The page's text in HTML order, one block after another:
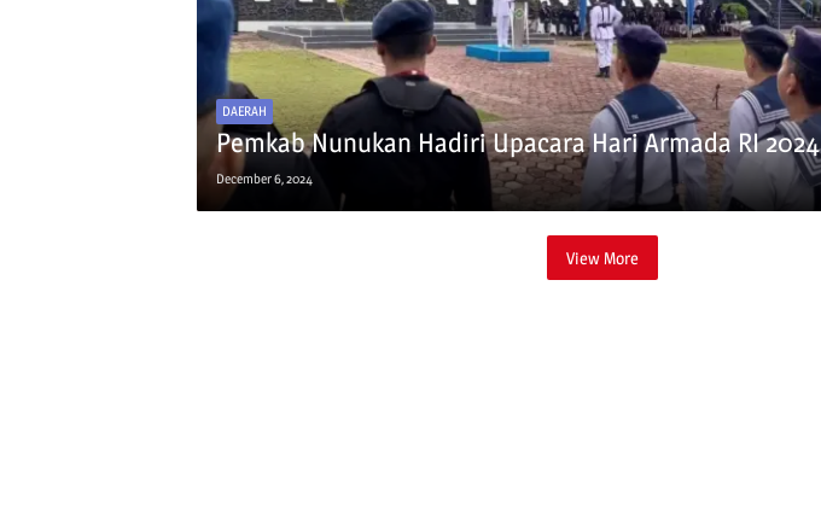
DAERAH
Pemkab Nunukan Hadiri Upacara Hari Armada RI 2024
December 6, 2024
View More